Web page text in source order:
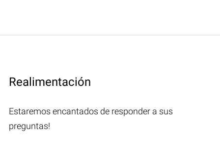
Realimentación
Estaremos encantados de responder a sus
preguntas!